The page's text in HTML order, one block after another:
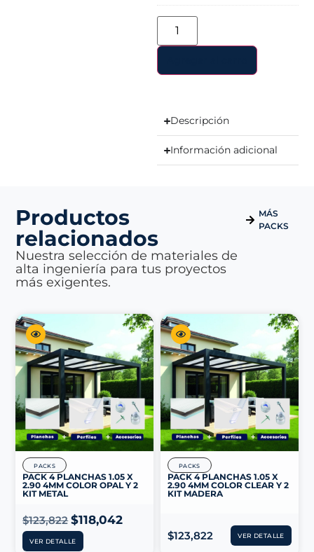
Descripción
Información adicional
Productos
relacionados
Nuestra selección de materiales de
alta ingeniería para tus proyectos
más exigentes.
MÁS
PACKS
PACKS
PACK 4 PLANCHAS 1.05 X
2.90 4MM COLOR OPAL Y 2
KIT METAL
$123,822 $118,042
VER DETALLE
PACKS
PACK 4 PLANCHAS 1.05 X
2.90 4MM COLOR CLEAR Y 2
KIT MADERA
$123,822 VER DETALLE